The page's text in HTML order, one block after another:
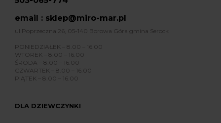
email : sklep@miro-mar.pl
ul.Poprzeczna 26, 05-140 Borowa Góra gmina Serock
PONIEDZIAŁEK – 8.00 – 16.00
WTOREK – 8:00 – 16.00
ŚRODA – 8.00 – 16.00
CZWARTEK – 8.00 – 16.00
PIĄTEK – 8.00 – 16.00
DLA DZIEWCZYNKI